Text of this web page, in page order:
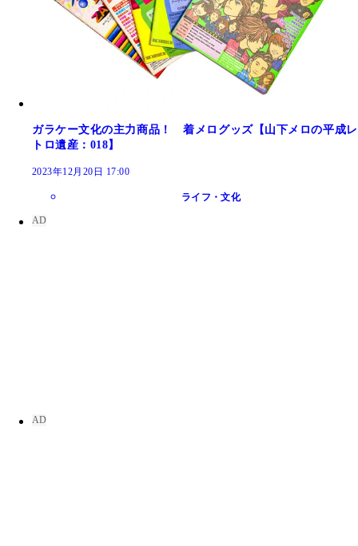
ガラケー文化の主力商品！ 着メログッズ【山下メロの平成レ
トロ遺産：018】
2023年12月20日 17:00
ライフ・文化